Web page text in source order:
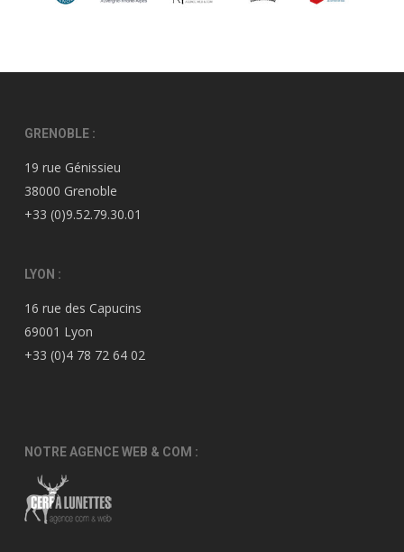
GRENOBLE :
19 rue Génissieu
38000 Grenoble
+33 (0)9.52.79.30.01
LYON :
16 rue des Capucins
69001 Lyon
+33 (0)4 78 72 64 02
NOTRE AGENCE WEB & COM :